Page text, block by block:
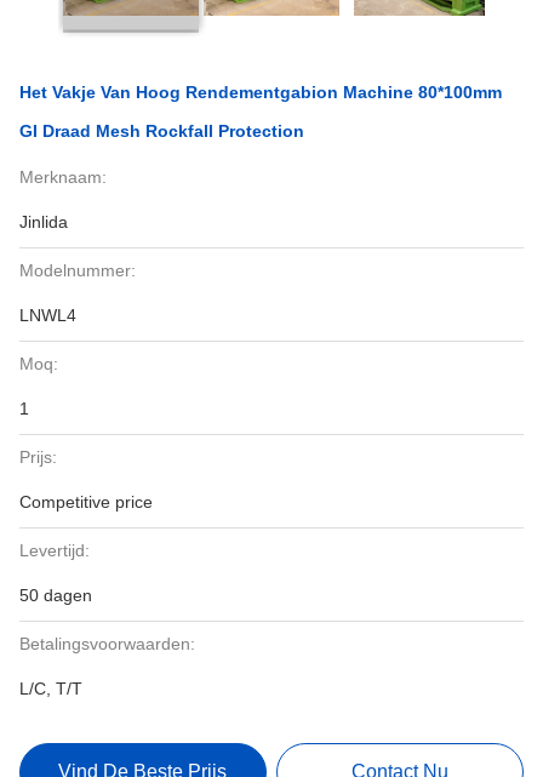
Het Vakje Van Hoog Rendementgabion Machine 80*100mm
GI Draad Mesh Rockfall Protection
Merknaam:
Jinlida
Modelnummer:
LNWL4
Moq:
1
Prijs:
Competitive price
Levertijd:
50 dagen
Betalingsvoorwaarden:
L/C, T/T
Vind De Beste Prijs Contact Nu